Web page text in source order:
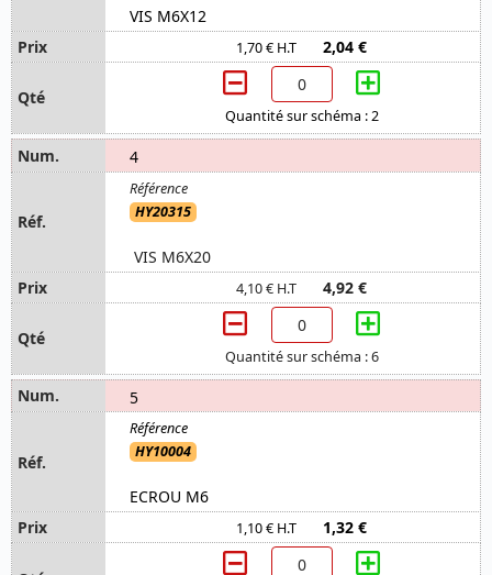
VIS M6X12
1,70 € H.T 2,04 €
Quantité sur schéma : 2
4
HY20315
VIS M6X20
4,10 € H.T 4,92 €
Quantité sur schéma : 6
5
HY10004
ECROU M6
1,10 € H.T 1,32 €